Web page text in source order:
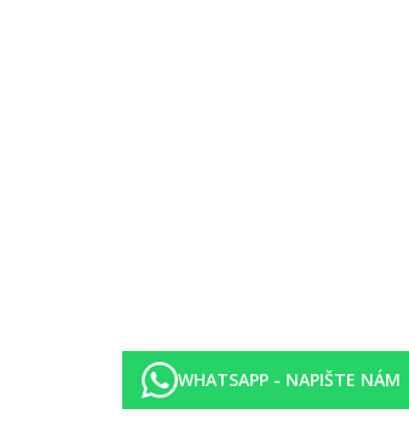
zahradě
WHATSAPP - NAPIŠTE NÁM